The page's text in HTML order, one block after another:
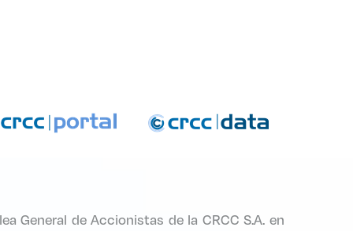
General de Accionistas de la CRCC S.A. en